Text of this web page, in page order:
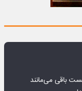
باقی می‌مانند